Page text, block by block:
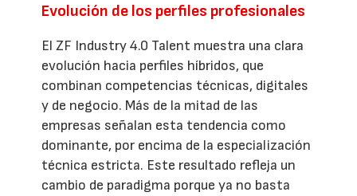
Evolución de los perfiles profesionales
El ZF Industry 4.0 Talent muestra una clara
evolución hacia perfiles híbridos, que
combinan competencias técnicas, digitales
y de negocio. Más de la mitad de las
empresas señalan esta tendencia como
dominante, por encima de la especialización
técnica estricta. Este resultado refleja un
cambio de paradigma porque ya no basta